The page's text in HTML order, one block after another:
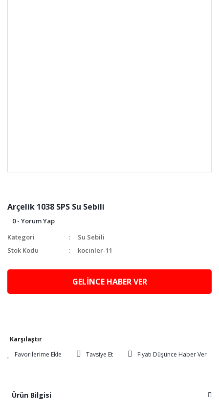
Arçelik 1038 SPS Su Sebili
0 - Yorum Yap
Kategori
Su Sebili
Stok Kodu
kocinler-11
GELİNCE HABER VER
Karşılaştır
Tavsiye Et
Fiyatı Düşünce Haber Ver
Ürün Bilgisi